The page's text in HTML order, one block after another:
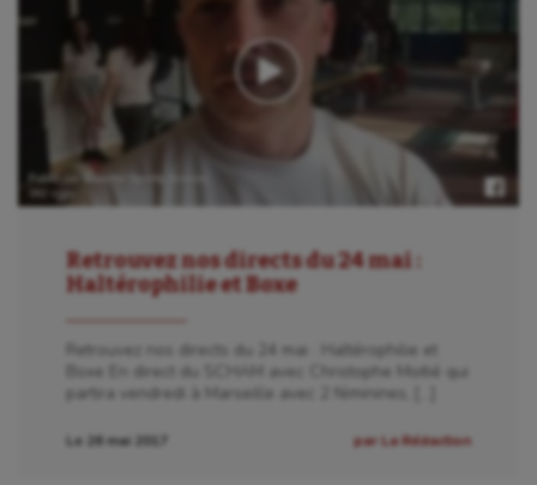
Retrouvez nos directs du 24 mai :
Haltérophilie et Boxe
Retrouvez nos directs du 24 mai : Haltérophilie et
Boxe En direct du SCHAM avec Christophe Moitié qui
partira vendredi à Marseille avec 2 féminines, […]
Le 26 mai 2017 par La Rédaction